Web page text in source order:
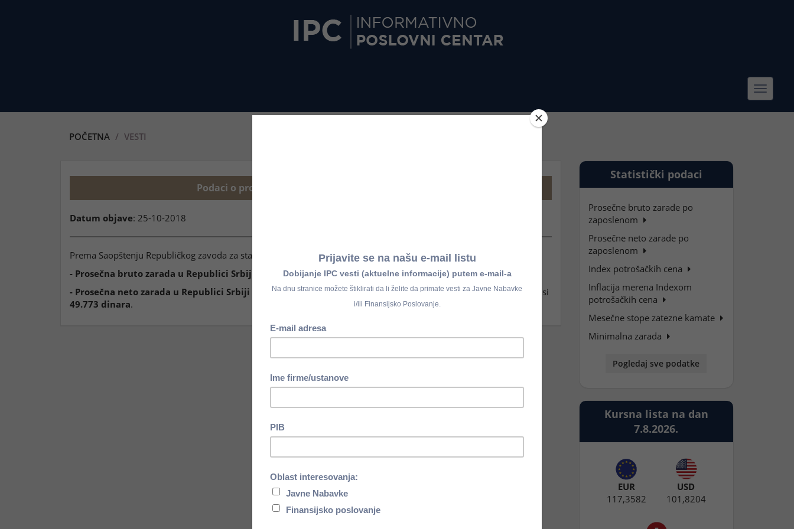
Toggle
POČETNA VESTI
Podaci o prosečnoj zaradi za avgust 2018. godine
Datum objave: 25-10-2018
Prema Saopštenju Republičkog zavoda za statistiku broj 285 od 25. oktobra 2018. godine:
- Prosečna bruto zarada u Republici Srbiji
, koja je isplaćena uavgustu 2018. godineiznosi68.831 dinara
- Prosečna neto zarada u Republici Srbiji
(bez poreza i doprinosa) koja je isplaćena uavgustu 2018. godine
iznosi
49.773 dinara.
Statistički podaci
Prosečne bruto zarade po
zaposlenom
Prosečne neto zarade po
zaposlenom
Index potrošačkih cena
Inflacija merena Indexom
potrošačkih cena
Mesečne stope zatezne kamate
Minimalna zarada
Pogledaj sve podatke
Kursna lista na dan
7.8.2026.
EUR
117,3582
USD
101,8204